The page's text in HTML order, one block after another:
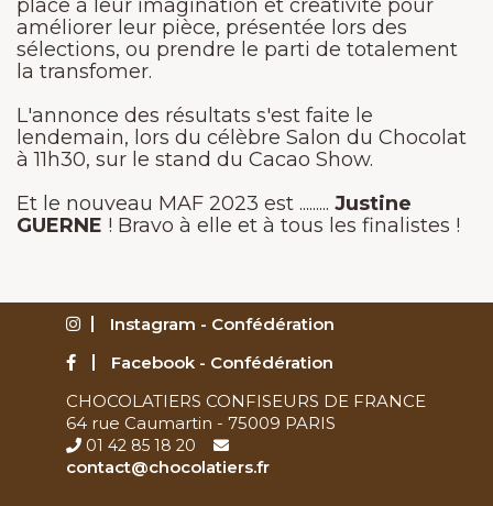
place à leur imagination et creativité pour
améliorer leur pièce, présentée lors des
sélections, ou prendre le parti de totalement
la transfomer.
L'annonce des résultats s'est faite le
lendemain, lors du célèbre Salon du Chocolat
à 11h30, sur le stand du Cacao Show.
Et le nouveau MAF 2023 est ......... Justine
GUERNE ! Bravo à elle et à tous les finalistes !
Instagram - Confédération
Facebook - Confédération
CHOCOLATIERS CONFISEURS DE FRANCE
64 rue Caumartin - 75009 PARIS
01 42 85 18 20
contact@chocolatiers.fr